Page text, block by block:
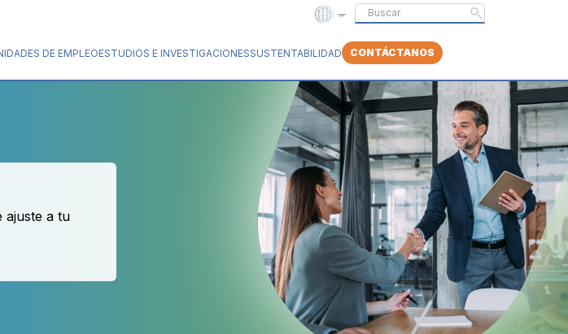
DE EMPLEOESTUDIOS E INVESTIGACIONESSUSTENTABILIDAD CONTÁCTANOS
ajuste a tu